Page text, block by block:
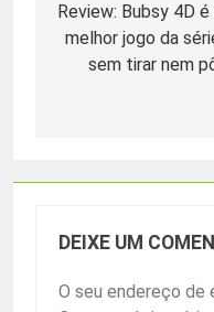
de
Post
Review: Bubsy 4D é
melhor jogo da
sem tirar nem
DEIXE UM
O seu endereço de